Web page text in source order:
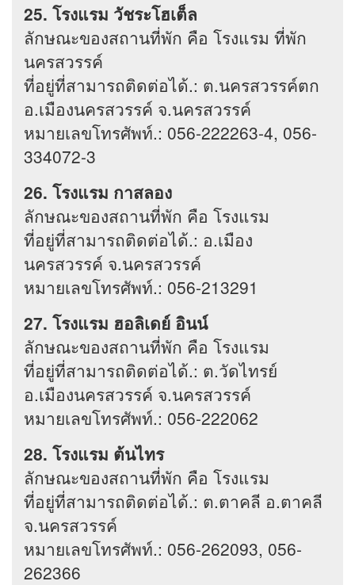
25. โรงแรม วัชระโฮเต็ล
ลักษณะของสถานที่พัก คือ โรงแรม ที่พัก
นครสวรรค์
ที่อยู่ที่สามารถติดต่อได้.: ต.นครสวรรค์ตก
อ.เมืองนครสวรรค์ จ.นครสวรรค์
หมายเลขโทรศัพท์.: 056-222263-4, 056-
334072-3
26. โรงแรม กาสลอง
ลักษณะของสถานที่พัก คือ โรงแรม
ที่อยู่ที่สามารถติดต่อได้.: อ.เมือง
นครสวรรค์ จ.นครสวรรค์
หมายเลขโทรศัพท์.: 056-213291
27. โรงแรม ฮอลิเดย์ อินน์
ลักษณะของสถานที่พัก คือ โรงแรม
ที่อยู่ที่สามารถติดต่อได้.: ต.วัดไทรย์
อ.เมืองนครสวรรค์ จ.นครสวรรค์
หมายเลขโทรศัพท์.: 056-222062
28. โรงแรม ต้นไทร
ลักษณะของสถานที่พัก คือ โรงแรม
ที่อยู่ที่สามารถติดต่อได้.: ต.ตาคลี อ.ตาคลี
จ.นครสวรรค์
หมายเลขโทรศัพท์.: 056-262093, 056-
262366